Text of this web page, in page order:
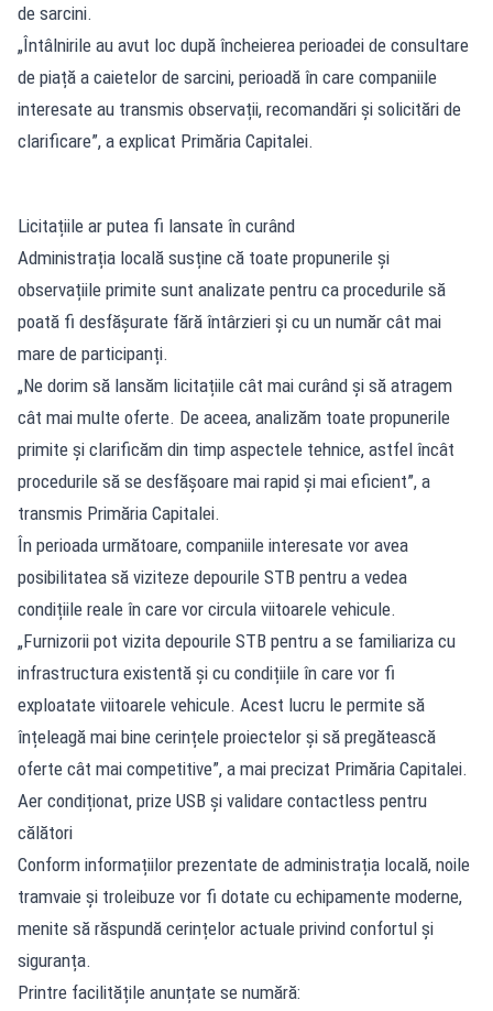
de sarcini.
„Întâlnirile au avut loc după încheierea perioadei de consultare
de piață a caietelor de sarcini, perioadă în care companiile
interesate au transmis observații, recomandări și solicitări de
clarificare”, a explicat Primăria Capitalei.
Licitațiile ar putea fi lansate în curând
Administrația locală susține că toate propunerile și
observațiile primite sunt analizate pentru ca procedurile să
poată fi desfășurate fără întârzieri și cu un număr cât mai
mare de participanți.
„Ne dorim să lansăm licitațiile cât mai curând și să atragem
cât mai multe oferte. De aceea, analizăm toate propunerile
primite și clarificăm din timp aspectele tehnice, astfel încât
procedurile să se desfășoare mai rapid și mai eficient”, a
transmis Primăria Capitalei.
În perioada următoare, companiile interesate vor avea
posibilitatea să viziteze depourile STB pentru a vedea
condițiile reale în care vor circula viitoarele vehicule.
„Furnizorii pot vizita depourile STB pentru a se familiariza cu
infrastructura existentă și cu condițiile în care vor fi
exploatate viitoarele vehicule. Acest lucru le permite să
înțeleagă mai bine cerințele proiectelor și să pregătească
oferte cât mai competitive”, a mai precizat Primăria Capitalei.
Aer condiționat, prize USB și validare contactless pentru
călători
Conform informațiilor prezentate de administrația locală, noile
tramvaie și troleibuze vor fi dotate cu echipamente moderne,
menite să răspundă cerințelor actuale privind confortul și
siguranța.
Printre facilitățile anunțate se numără: